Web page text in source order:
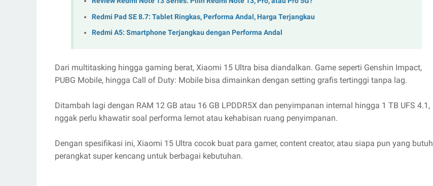
Redmi Pad SE 8.7: Tablet Ringkas, Performa Andal, Harga Terjangkau
Redmi A5: Smartphone Terjangkau dengan Performa Andal
Dari multitasking hingga gaming berat, Xiaomi 15 Ultra bisa diandalkan. Game seperti Genshin Impact,
PUBG Mobile, hingga Call of Duty: Mobile bisa dimainkan dengan setting grafis tertinggi tanpa lag.
Ditambah lagi dengan RAM 12 GB atau 16 GB LPDDR5X dan penyimpanan internal hingga 1 TB UFS 4.1,
nggak perlu khawatir soal performa lemot atau kehabisan ruang penyimpanan.
Dengan spesifikasi ini, Xiaomi 15 Ultra cocok buat para gamer, content creator, atau siapa pun yang butuh
perangkat super kencang untuk berbagai kebutuhan.